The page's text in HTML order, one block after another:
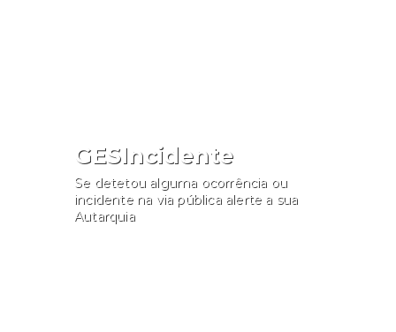
GESIncidente
Se detetou alguma ocorrência ou
incidente na via pública alerte a sua
Autarquia